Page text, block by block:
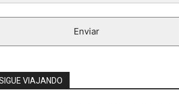
Enviar
VIAJANDO